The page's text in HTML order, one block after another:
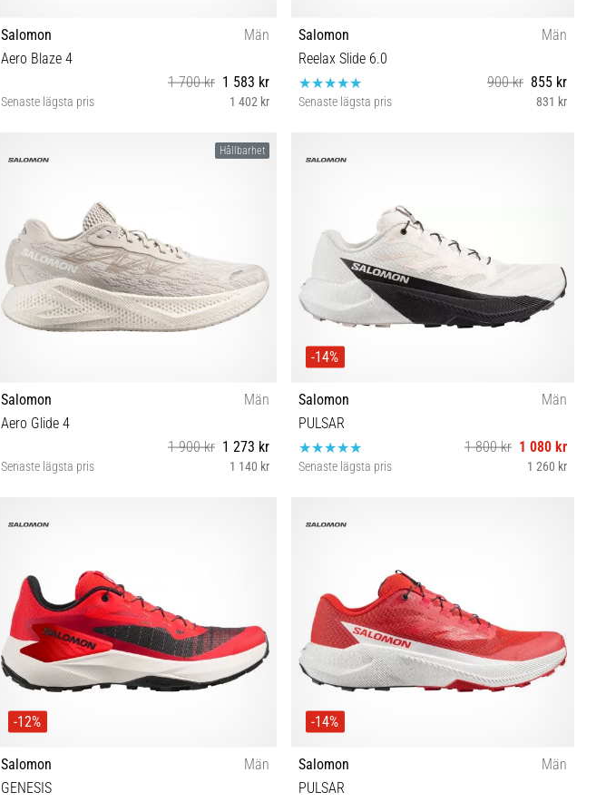
Salomon
Män
Aero Blaze 4
1 700 kr 1 583 kr
Senaste lägsta pris 1 402 kr
41⅓ 42 42⅔ 43⅓ 44 44⅔ 45⅓ 46 46⅔ 47⅓
Salomon
Män
Reelax Slide 6.0
900 kr 855 kr
Senaste lägsta pris 831 kr
Hållbarhet
Salomon
Män
Aero Glide 4
1 900 kr 1 273 kr
Senaste lägsta pris 1 140 kr
-14%
Salomon
Män
PULSAR
1 800 kr 1 080 kr
Senaste lägsta pris 1 260 kr
-12%
Salomon
Män
GENESIS
-14%
Salomon
Män
PULSAR